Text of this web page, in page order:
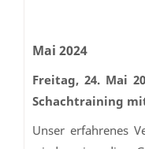
Mai 2024
Freitag, 24. Mai
Schachtraining
Unser erfahrenes